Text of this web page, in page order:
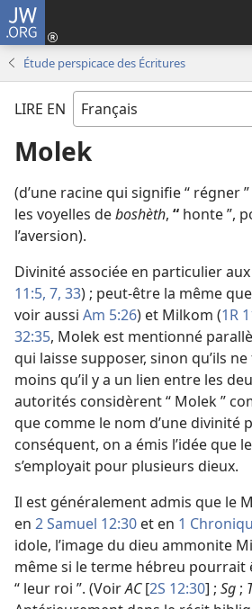
JW.ORG
Étude perspicace des Écritures
LIRE EN
Molek
(d’une racine qui signifie “ régner
les voyelles deboshèth, “ honte ”,
l’aversion).
Divinité associée en particulier
11:5, 7, 33) ; peut-être la même
voir aussi Am 5:26) et Milkom (1R
32:35, Molek est mentionné
qui laisse supposer, sinon qu’ils
moins qu’il y a un lien entre les
autorités considèrent “ Molek ”
que comme le nom d’une divinité
conséquent, on a émis l’idée que
s’employait pour plusieurs dieux.
Il est généralement admis que le
en 2 Samuel 12:30 et en 1
idole, l’image du dieu ammonite
même si le terme hébreu
“ leur roi ”. (VoirAC[2S 12:30] ; Sg ;